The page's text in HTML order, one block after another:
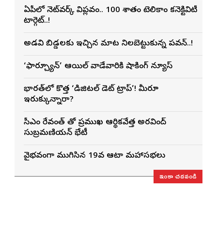
ఏపీలో నెట్‌వర్క్ విప్లవం.. 100 శాతం టెలికాం కనెక్టివిటీ
టార్గెట్..!
అడవి బిడ్డలకు ఇచ్చిన మాట నిలబెట్టుకున్న పవన్..!
‘ఫార్చ్యూన్’ ఆయిల్ వాడేవారికి షాకింగ్ న్యూస్
భారత్‌లో కొత్త ‘డిజిటల్ డెట్ ట్రాప్’! మీరూ
ఇరుక్కున్నారా?
సీఎం రేవంత్ తో ప్రముఖ ఆర్థికవేత్త అరవింద్‌
సుబ్రమణియన్ భేటీ
వైభవంగా ముగిసిన 19వ ఆటా మహాసభలు
ఇంకా చదవండి